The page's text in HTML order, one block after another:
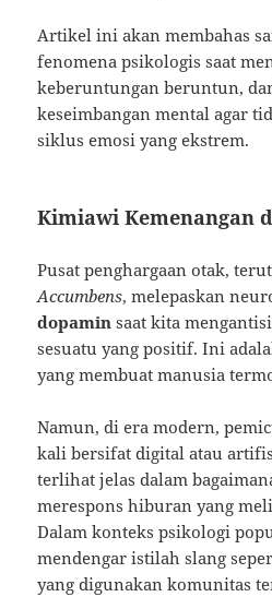
Artikel ini akan membahas
fenomena psikologis saat
keberuntungan beruntun,
keseimbangan mental agar
siklus emosi yang ekstrem.
Kimiawi Kemenangan
Pusat penghargaan otak,
Accumbens, melepaskan
dopamin saat kita
sesuatu yang positif. Ini
yang membuat manusia
Namun, di era modern,
kali bersifat digital atau
terlihat jelas dalam
merespons hiburan yang
Dalam konteks psikologi
mendengar istilah slang
yang digunakan komunitas